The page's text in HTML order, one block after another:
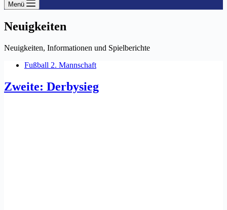
Menü
Neuigkeiten
Neuigkeiten, Informationen und Spielberichte
Fußball 2. Mannschaft
Zweite: Derbysieg